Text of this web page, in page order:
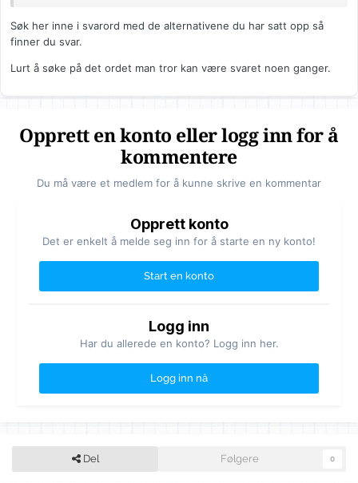
Søk her inne i svarord med de alternativene du har satt opp så
finner du svar.
Lurt å søke på det ordet man tror kan være svaret noen ganger.
Opprett en konto eller logg inn for å
kommentere
Du må være et medlem for å kunne skrive en kommentar
Opprett konto
Det er enkelt å melde seg inn for å starte en ny konto!
Start en konto
Logg inn
Har du allerede en konto? Logg inn her.
Logg inn nå
Del Følgere 0